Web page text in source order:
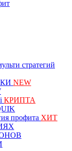
стратегий
NEW
КРИПТА
профита ХИТ